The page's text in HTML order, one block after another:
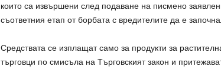
които са извършени след подаване на писмено
съответния етап от борбата с вредителите да е
Средствата се изплащат само за продукти за
търговци по смисъла на Търговският закон и